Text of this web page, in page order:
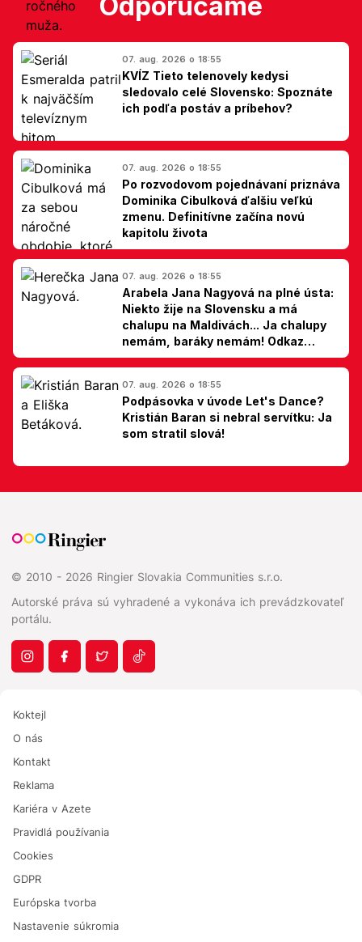
07. aug. 2026 o 18:55
KVÍZ Tieto telenovely kedysi
sledovalo celé Slovensko: Spoznáte
ich podľa postáv a príbehov?
07. aug. 2026 o 18:55
Po rozvodovom pojednávaní priznáva
Dominika Cibulková ďalšiu veľkú
zmenu. Definitívne začína novú
kapitolu života
07. aug. 2026 o 18:55
Arabela Jana Nagyová na plné ústa:
Niekto žije na Slovensku a má
chalupu na Maldivách... Ja chalupy
nemám, baráky nemám! Odkaz
Slovákom
07. aug. 2026 o 18:55
Podpásovka v úvode Let's Dance?
Kristián Baran si nebral servítku: Ja
som stratil slová!
© 2010 - 2026 Ringier Slovakia Communities s.r.o.
Autorské práva sú vyhradené a vykonáva ich prevádzkovateľ
portálu.
Koktejl
O nás
Kontakt
Reklama
Kariéra v Azete
Pravidlá používania
Cookies
GDPR
Európska tvorba
Nastavenie súkromia